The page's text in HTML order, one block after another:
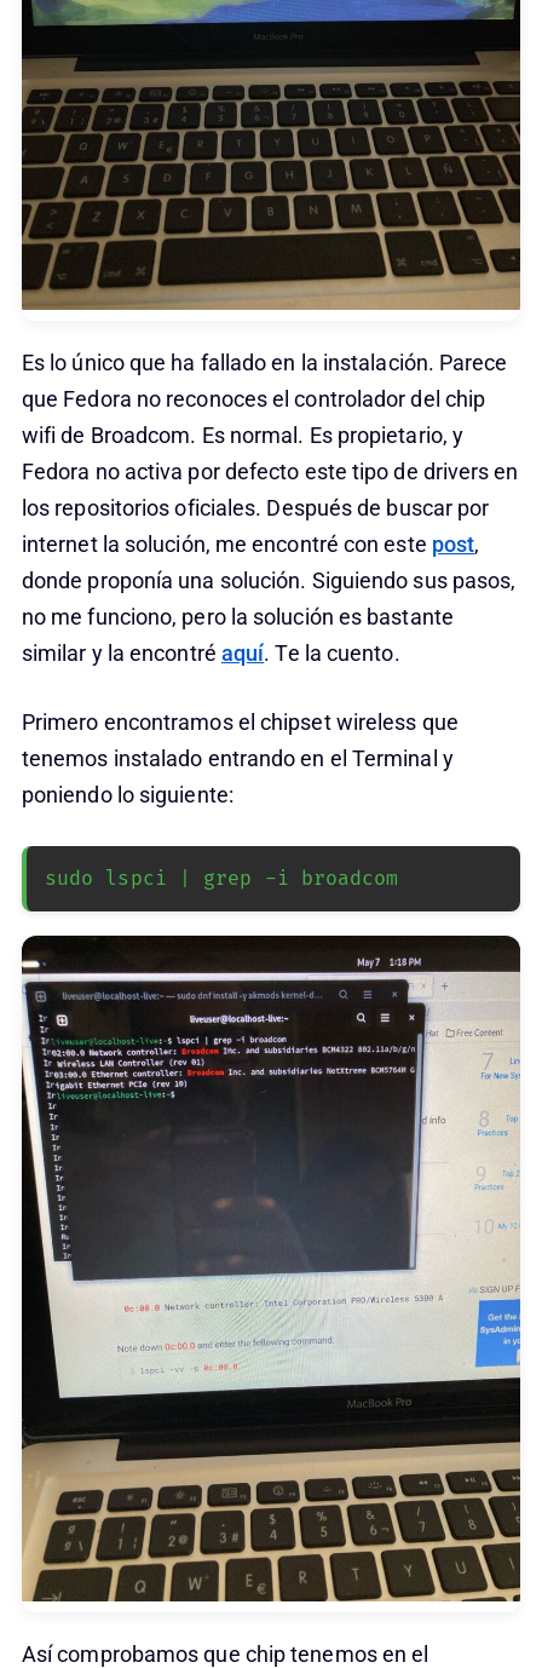
Es lo único que ha fallado en la instalación. Parece
que Fedora no reconoces el controlador del chip
wifi de Broadcom. Es normal. Es propietario, y
Fedora no activa por defecto este tipo de drivers en
los repositorios oficiales. Después de buscar por
internet la solución, me encontré con este post,
donde proponía una solución. Siguiendo sus pasos,
no me funciono, pero la solución es bastante
similar y la encontré aquí. Te la cuento.
Primero encontramos el chipset wireless que
tenemos instalado entrando en el Terminal y
poniendo lo siguiente:
sudo lspci | grep -i broadcom
Así comprobamos que chip tenemos en el